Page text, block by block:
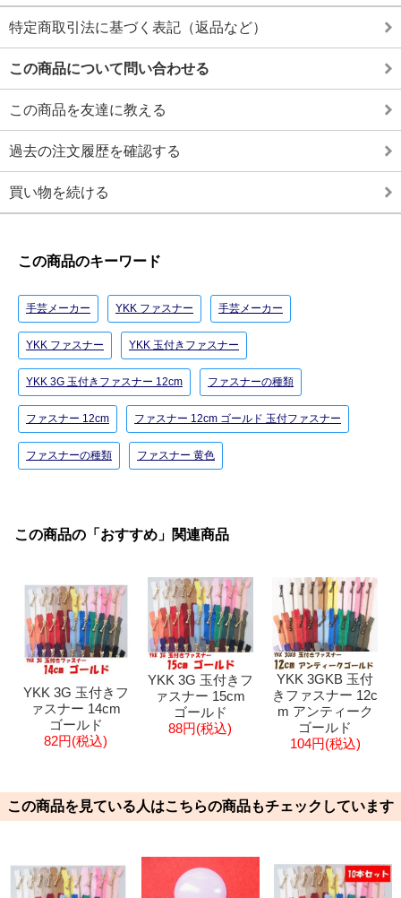
特定商取引法に基づく表記（返品など）
この商品について問い合わせる
この商品を友達に教える
過去の注文履歴を確認する
買い物を続ける
この商品のキーワード
手芸メーカー YKK ファスナー 手芸メーカー
YKK ファスナー YKK 玉付きファスナー
YKK 3G 玉付きファスナー 12cm ファスナーの種類
ファスナー 12cm ファスナー 12cm ゴールド 玉付ファスナー
ファスナーの種類 ファスナー 黄色
この商品の「おすすめ」関連商品
YKK 3G 玉付きフ
ァスナー 14cm
ゴールド
82円(税込)
YKK 3G 玉付きフ
ァスナー 15cm
ゴールド
88円(税込)
YKK 3GKB 玉付
きファスナー 12c
m アンティーク
ゴールド
104円(税込)
この商品を見ている人はこちらの商品もチェックしています